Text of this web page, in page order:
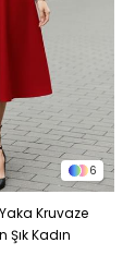
6
Yaka Kruvaze
Kadın